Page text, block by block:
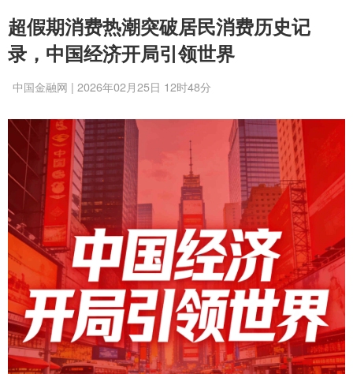
超假期消费热潮突破居民消费历史记
录，中国经济开局引领世界
中国金融网 | 2026年02月25日 12时48分